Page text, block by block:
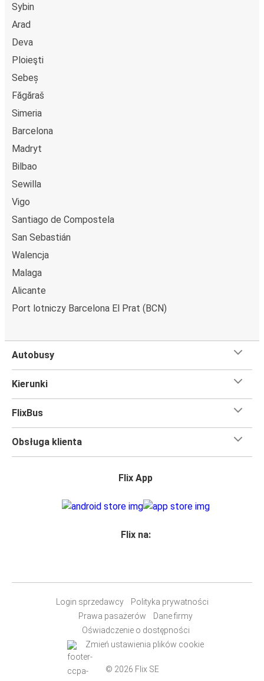
Sybin
Arad
Deva
Ploieşti
Sebeș
Făgăraš
Simeria
Barcelona
Madryt
Bilbao
Sewilla
Vigo
Santiago de Compostela
San Sebastián
Walencja
Malaga
Alicante
Port lotniczy Barcelona El Prat (BCN)
Autobusy
Kierunki
FlixBus
Obsługa klienta
Flix App
Flix na:
Login sprzedawcy
Polityka prywatności
Prawa pasażerów
Dane firmy
Oświadczenie o dostępności
Zmień ustawienia plików cookie
© 2026 Flix SE